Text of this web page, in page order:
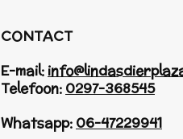
CONTACT
E-mail:
Telefoon: 0297-368545
Whatsapp: 06-47229941